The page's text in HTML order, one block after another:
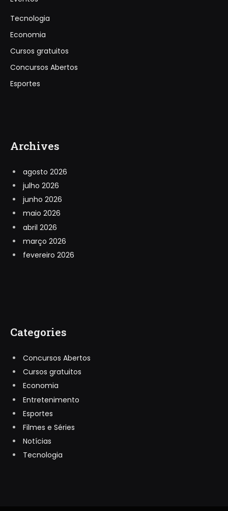
Tecnologia
Economia
Cursos gratuitos
Concursos Abertos
Esportes
Archives
agosto 2026
julho 2026
junho 2026
maio 2026
abril 2026
março 2026
fevereiro 2026
Categories
Concursos Abertos
Cursos gratuitos
Economia
Entretenimento
Esportes
Filmes e Séries
Notícias
Tecnologia